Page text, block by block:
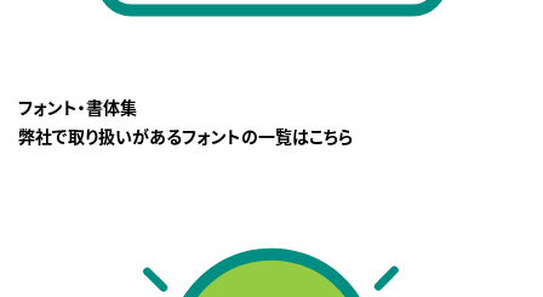
フォント・書体集
弊社で取り扱いがあるフォントの一覧はこちら